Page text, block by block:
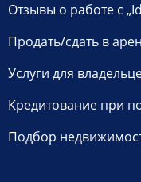
Отзывы о работе с
Продать/сдать в
Услуги для
Кредитование при
Подбор